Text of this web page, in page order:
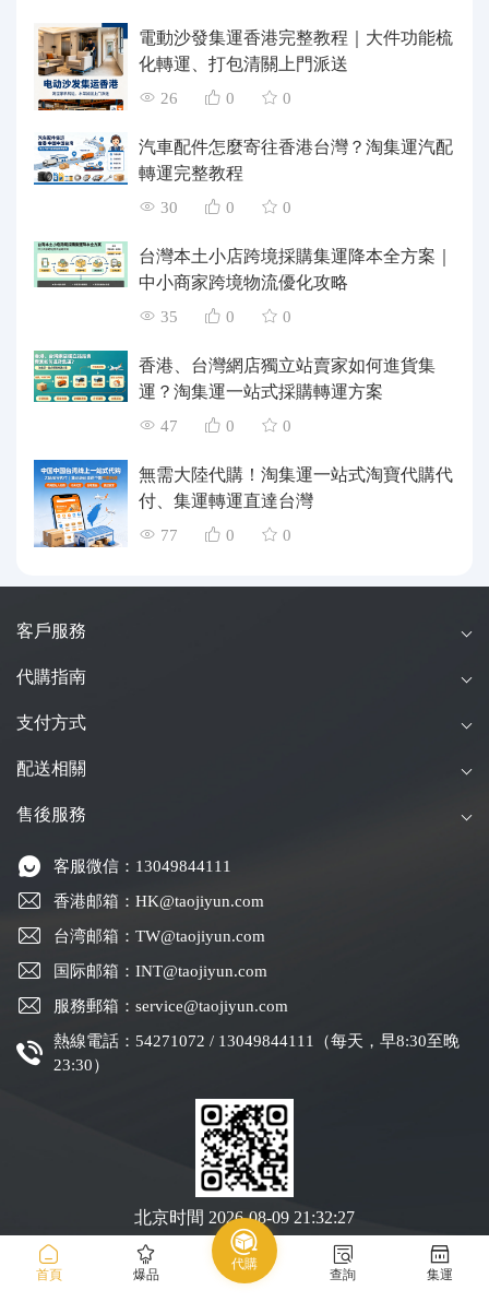
首頁 爆品
代購
查詢 集運
電動沙發集運香港完整教程｜大件功能梳
化轉運、打包清關上門派送
26 0 0
汽車配件怎麼寄往香港台灣？淘集運汽配
轉運完整教程
30 0 0
台灣本土小店跨境採購集運降本全方案｜
中小商家跨境物流優化攻略
35 0 0
香港、台灣網店獨立站賣家如何進貨集
運？淘集運一站式採購轉運方案
47 0 0
無需大陸代購！淘集運一站式淘寶代購代
付、集運轉運直達台灣
77 0 0
客戶服務
代購指南
支付方式
配送相關
售後服務
客服微信：13049844111
香港邮箱：HK@taojiyun.com
台湾邮箱：TW@taojiyun.com
国际邮箱：INT@taojiyun.com
服務郵箱：service@taojiyun.com
熱線電話：54271072 / 13049844111（每天，早8:30至晚
23:30）
北京时間 2026-08-09 21:32:28
Copyright © 2019-2025 深圳市跨進物流有限公司版權所有粵ICP備19088004號-1